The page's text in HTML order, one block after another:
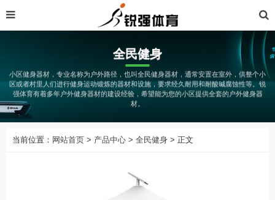
全民健身
小区健身器材，专业名称为户外路径，也叫全民健身器材，通常安置在室外，供整个小
区或者村里人们进行健身运动锻炼的器材和设施，要求经久耐用和耐酸碱腐蚀性等。锐
强体育有着多年户外健身器材的建设经验，希望能为您的小区提供全套的户外健身器
材。
当前位置： 网站首页 > 产品中心 > 全民健身 > 正文